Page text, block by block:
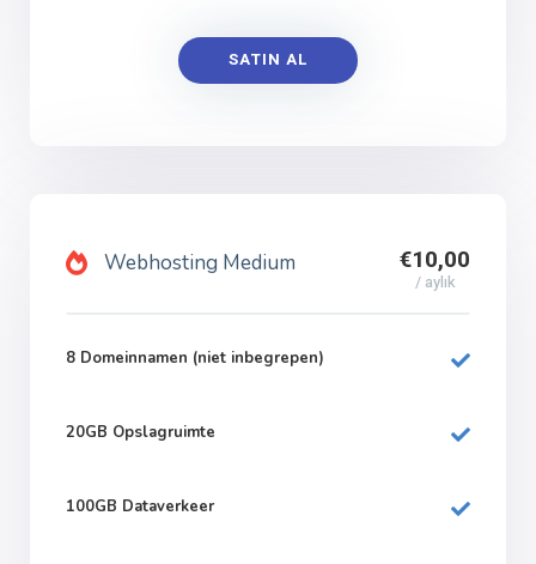
SATIN AL
Webhosting Medium €10,00
/ aylık
8 Domeinnamen (niet inbegrepen)
20GB Opslagruimte
100GB Dataverkeer